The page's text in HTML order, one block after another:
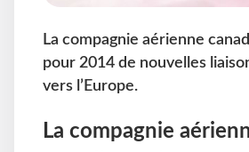
La compagnie aérienne
pour 2014 de nouvelles
vers l’Europe.
La compagnie